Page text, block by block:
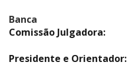
Banca
Comissão Julgadora:
Presidente e Orientador: